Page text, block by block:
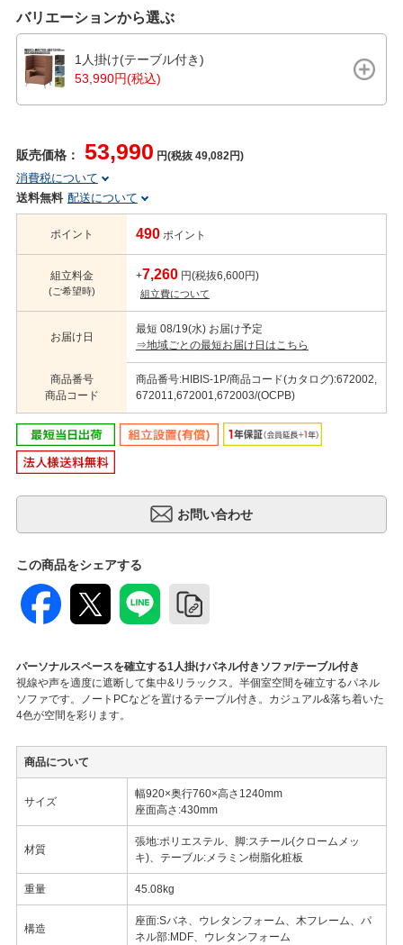
バリエーションから選ぶ
1人掛け(テーブル付き)
53,990円(税込)
販売価格： 53,990 円(税抜 49,082円)
消費税について
送料無料 配送について
ポイント 490 ポイント
組立料金
(ご希望時)
+7,260 円(税抜6,600円)
組立費について
お届け日
最短 08/19(水) お届け予定
⇒地域ごとの最短お届け日はこちら
商品番号
商品コード
商品番号:HIBIS-1P/商品コード(カタログ):672002,
672011,672001,672003/(OCPB)
この商品をシェアする
パーソナルスペースを確立する1人掛けパネル付きソファ/テーブル付き
視線や声を適度に遮断して集中&リラックス。半個室空間を確立するパネル
ソファです。ノートPCなどを置けるテーブル付き。カジュアル&落ち着いた
4色が空間を彩ります。
商品について
サイズ
幅920×奥行760×高さ1240mm
座面高さ:430mm
材質
張地:ポリエステル、脚:スチール(クロームメッ
キ)、テーブル:メラミン樹脂化粧板
重量 45.08kg
構造
座面:Sバネ、ウレタンフォーム、木フレーム、パ
ネル部:MDF、ウレタンフォーム